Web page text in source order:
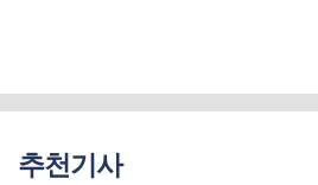
추천기사